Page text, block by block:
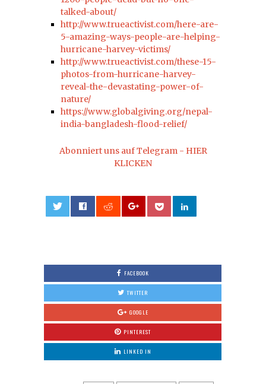
talked-about/
http://www.trueactivist.com/here-are-
5-amazing-ways-people-are-helping-
hurricane-harvey-victims/
http://www.trueactivist.com/these-15-
photos-from-hurricane-harvey-
reveal-the-devastating-power-of-
nature/
https://www.globalgiving.org/nepal-
india-bangladesh-flood-relief/
Abonniert uns auf Telegram - HIER
KLICKEN
FACEBOOK
TWITTER
GOOGLE
PINTEREST
LINKED IN